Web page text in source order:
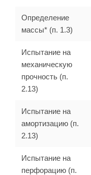
Определение
массы* (п. 1.3)
Испытание на
механическую
прочность (п.
2.13)
Испытание на
амортизацию (п.
2.13)
Испытание на
перфорацию (п.